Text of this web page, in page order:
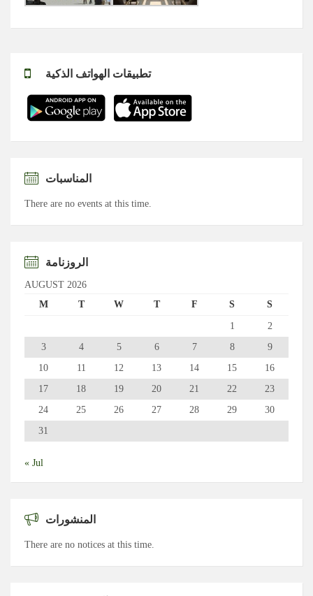
تطبيقات الهواتف الذكية
المناسبات
There are no events at this time.
الروزنامة
AUGUST 2026
M
T W T F S S
1
2
3
4 5 6 7 8
9
10
11 12 13 14 15
16
17
18 19 20 21 22
23
24
25 26 27 28 29
30
31
« Jul
المنشورات
There are no notices at this time.